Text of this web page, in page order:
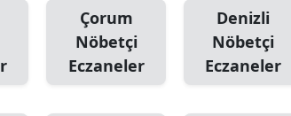
Çorum
Nöbetçi
Eczaneler
Denizli
Nöbetçi
Eczaneler